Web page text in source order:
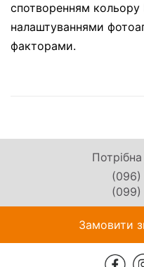
спотворенням
налаштуваннями
факторами.
Замовити